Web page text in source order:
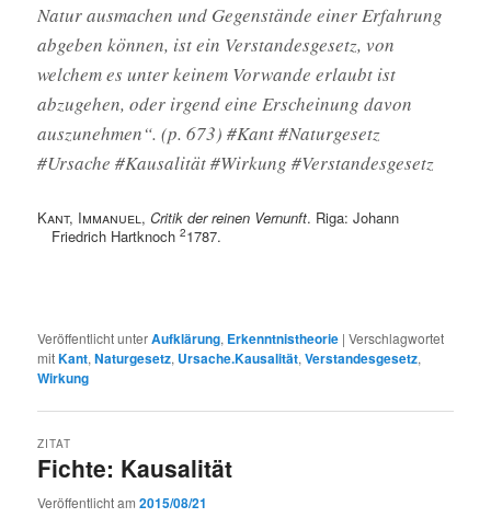
Natur ausmachen und Gegenstände einer Erfahrung
abgeben können, ist ein Verstandesgesetz, von
welchem es unter keinem Vorwande erlaubt ist
abzugehen, oder irgend eine Erscheinung davon
auszunehmen“. (p. 673) #Kant #Naturgesetz
#Ursache #Kausalität #Wirkung #Verstandesgesetz
Kant, Immanuel,Critik der reinen Vernunft. Riga: Johann
Friedrich Hartknoch21787.
Veröffentlicht unterAufklärung, Erkenntnistheorie |Verschlagwortet
mitKant,Naturgesetz, Ursache.Kausalität,Verstandesgesetz,
Wirkung
Fichte: Kausalität
ZITAT
Veröffentlicht am2015/08/21